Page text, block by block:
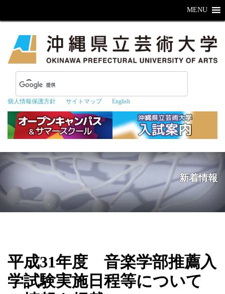
個人情報保護方針 サイトマップ English
MENU
新着情報
平成31年度 音楽学部推薦入
学試験実施日程等について